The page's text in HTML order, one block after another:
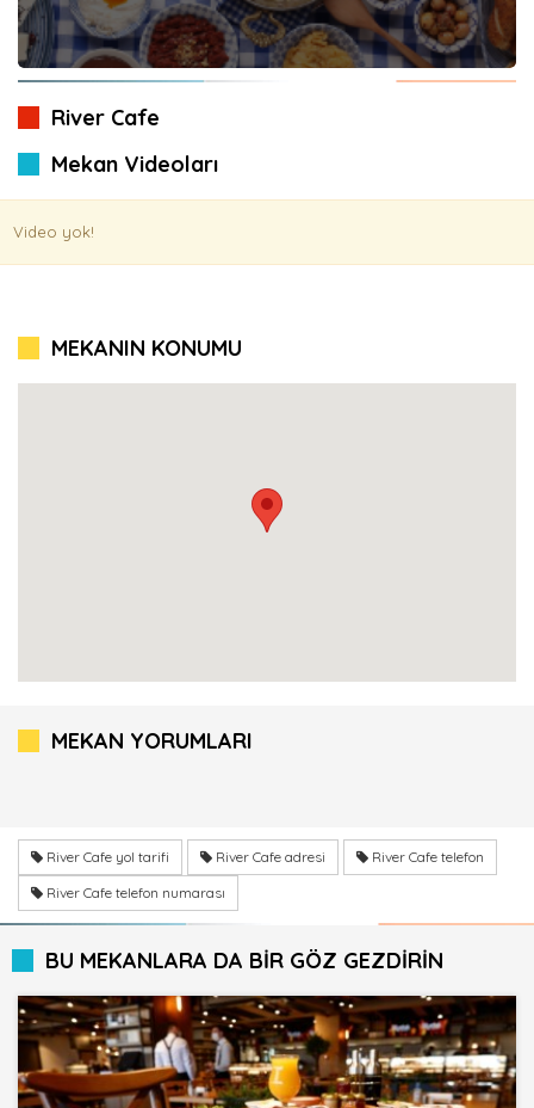
River Cafe
Mekan Videoları
Video yok!
MEKANIN KONUMU
MEKAN YORUMLARI
River Cafe yol tarifi River Cafe adresi
River Cafe telefon
River Cafe telefon numarası
BU MEKANLARA DA BİR GÖZ GEZDİRİN